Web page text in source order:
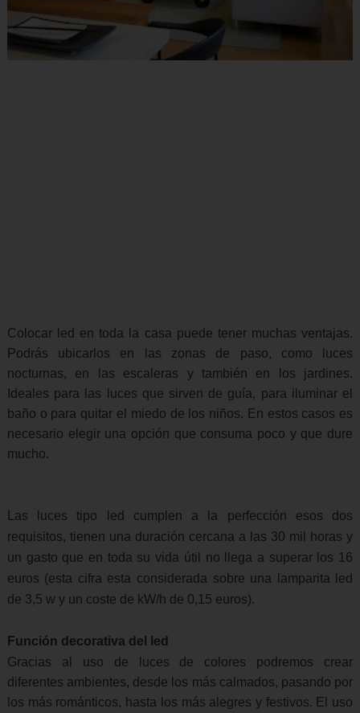
Colocar led en toda la casa puede tener muchas ventajas.
Podrás ubicarlos en las zonas de paso, como luces
nocturnas, en las escaleras y también en los jardines.
Ideales para las luces que sirven de guía, para iluminar el
baño o para quitar el miedo de los niños. En estos casos es
necesario elegir una opción que consuma poco y que dure
mucho.
Las luces tipo led cumplen a la perfección esos dos
requisitos, tienen una duración cercana a las 30 mil horas y
un gasto que en toda su vida útil no llega a superar los 16
euros (esta cifra esta considerada sobre una lamparita led
de 3,5 w y un coste de kW/h de 0,15 euros).
Función decorativa del led
Gracias al uso de luces de colores podremos crear
diferentes ambientes, desde los más calmados, pasando por
los más románticos, hasta los más alegres y festivos. El uso